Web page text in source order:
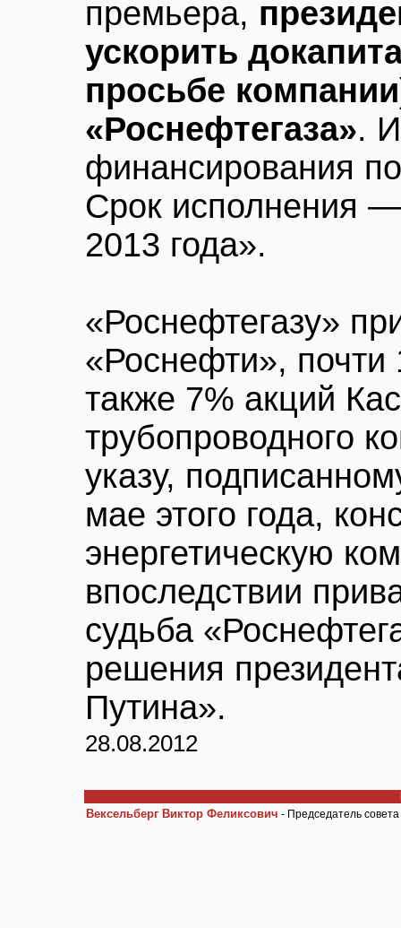
премьера,
ускорить
просьбе
«Роснефтегаза».
финансирования
Срок исполнения
2013 года».
«Роснефтегазу»
«Роснефти», почти
также 7% акций
трубопроводного
указу,
мае этого года,
энергетическую
впоследствии
судьба
решения
Путина».
28.08.2012
Вексельберг Виктор Феликсович - Председатель